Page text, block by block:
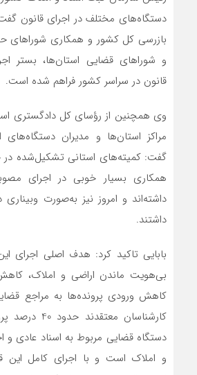
دستگاه‌های مختلف در اجرای قانون
بازرسی کل کشور و همکاری شوراهای
و شوراهای قضایی استان‌ها، بستر
قانون در سراسر کشور فراهم شده است.
وی همچنین از رؤسای کل دادگستری
مراکز استان‌ها و مدیران دستگاه‌های
گفت: کمیته‌های استانی تشکیل‌شده در
همکاری بسیار خوبی در اجرای
داشته‌اند و امروز نیز به‌صورت
داشتند.
بابایی تاکید کرد: هدف اصلی اجرای
بی‌هویت ماندن اراضی و املاک،
کاهش ورودی پرونده‌ها به مراجع
کارشناسان
دستگاه قضایی مربوط به اسناد عادی و
و املاک است و با اجرای کامل این